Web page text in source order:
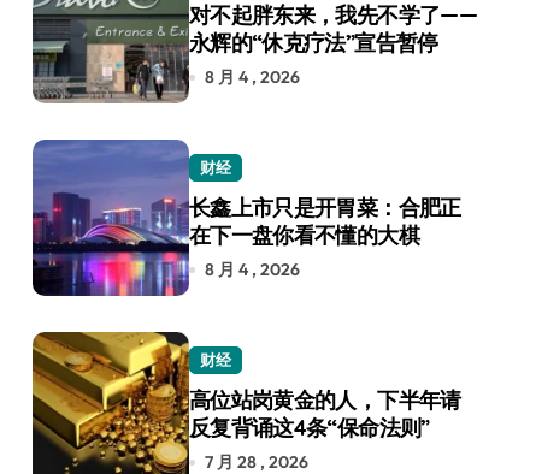
对不起胖东来，我先不学了——
永辉的“休克疗法”宣告暂停
8 月 4 , 2026
财经
长鑫上市只是开胃菜：合肥正
在下一盘你看不懂的大棋
8 月 4 , 2026
财经
高位站岗黄金的人，下半年请
反复背诵这4条“保命法则”
7 月 28 , 2026